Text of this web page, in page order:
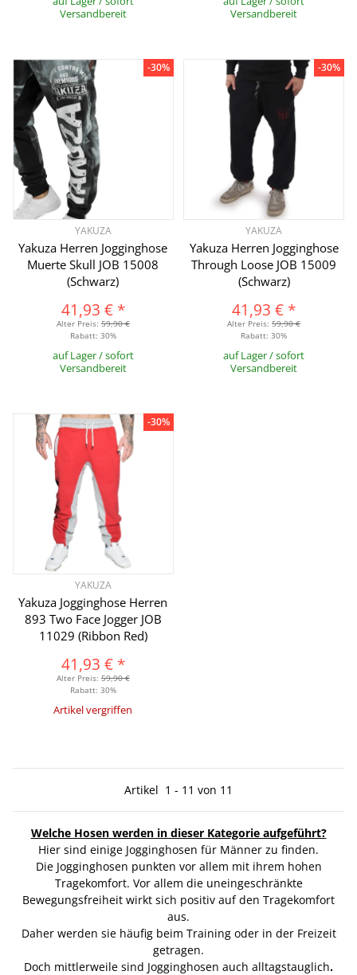
Versandbereit
Versandbereit
-30%
YAKUZA
Yakuza Herren Jogginghose
Muerte Skull JOB 15008
(Schwarz)
41,93 € *
Alter Preis:59,90 €
Rabatt: 30%
auf Lager / sofort
Versandbereit
-30%
YAKUZA
Yakuza Herren Jogginghose
Through Loose JOB 15009
(Schwarz)
41,93 € *
Alter Preis:59,90 €
Rabatt:30%
auf Lager / sofort
Versandbereit
-30%
YAKUZA
Yakuza Jogginghose Herren
893 Two Face Jogger JOB
11029 (Ribbon Red)
41,93 € *
Alter Preis:59,90 €
Rabatt: 30%
Artikel vergriffen
Artikel 1 - 11 von 11
Welche Hosen werden in dieser Kategorie aufgeführt?
Hier sind einige Jogginghosen für Männer zu finden.
Die Jogginghosen punkten vor allem mit ihrem hohen
Tragekomfort. Vor allem die uneingeschränkte
Bewegungsfreiheit wirkt sich positiv auf den Tragekomfort
aus.
Daher werden sie häufig beim Training oder in der Freizeit
getragen.
Doch mittlerweile sind Jogginghosen auch alltagstauglich.